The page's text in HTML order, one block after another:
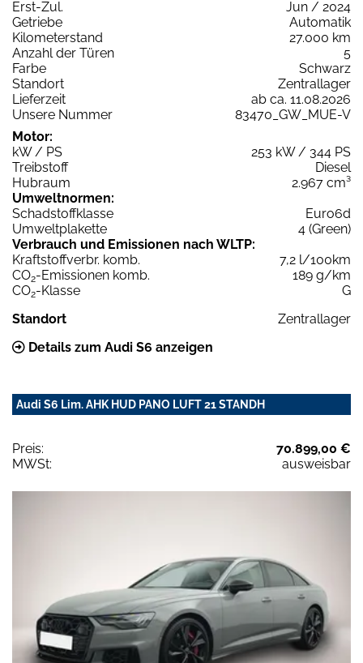
Erst-Zul.
Jun / 2024
Getriebe
Automatik
Kilometerstand
27.000 km
Anzahl der Türen
5
Farbe
Schwarz
Standort
Zentrallager
Lieferzeit
ab ca. 11.08.2026
Unsere Nummer
83470_GW_MUE-V
Motor:
kW / PS
253 kW / 344 PS
Treibstoff
Diesel
Hubraum
2.967 cm³
Umweltnormen:
Schadstoffklasse
Euro6d
Umweltplakette
4 (Green)
Verbrauch und Emissionen nach WLTP:
Kraftstoffverbr. komb.
7,2 l/100km
CO2-Emissionen komb.
189 g/km
CO2-Klasse
G
Standort
Zentrallager
Details zum Audi S6 anzeigen
Audi S6 Lim. AHK HUD PANO LUFT 21 STANDH
Preis:
70.899,00 €
MWSt:
ausweisbar